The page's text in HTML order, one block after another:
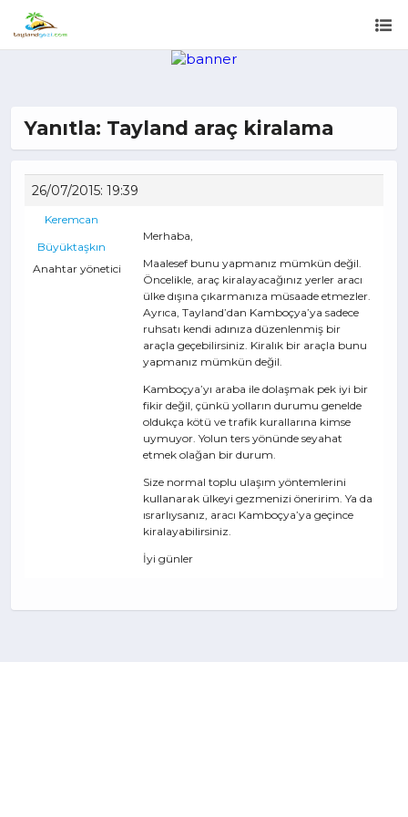
Yanıtla: Tayland araç kiralama
26/07/2015: 19:39
Keremcan
Büyüktaşkın
Anahtar yönetici
Merhaba,
Maalesef bunu yapmanız mümkün değil.
Öncelikle, araç kiralayacağınız yerler aracı
ülke dışına çıkarmanıza müsaade etmezler.
Ayrıca, Tayland’dan Kamboçya’ya sadece
ruhsatı kendi adınıza düzenlenmiş bir
araçla geçebilirsiniz. Kiralık bir araçla bunu
yapmanız mümkün değil.
Kamboçya’yı araba ile dolaşmak pek iyi bir
fikir değil, çünkü yolların durumu genelde
oldukça kötü ve trafik kurallarına kimse
uymuyor. Yolun ters yönünde seyahat
etmek olağan bir durum.
Size normal toplu ulaşım yöntemlerini
kullanarak ülkeyi gezmenizi öneririm. Ya da
ısrarlıysanız, aracı Kamboçya’ya geçince
kiralayabilirsiniz.
İyi günler